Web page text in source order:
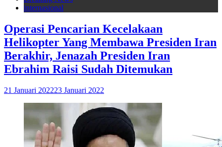
internasional
Operasi Pencarian Kecelakaan
Helikopter Yang Membawa Presiden Iran
Berakhir, Jenazah Presiden Iran
Ebrahim Raisi Sudah Ditemukan
21 Januari 202223 Januari 2022